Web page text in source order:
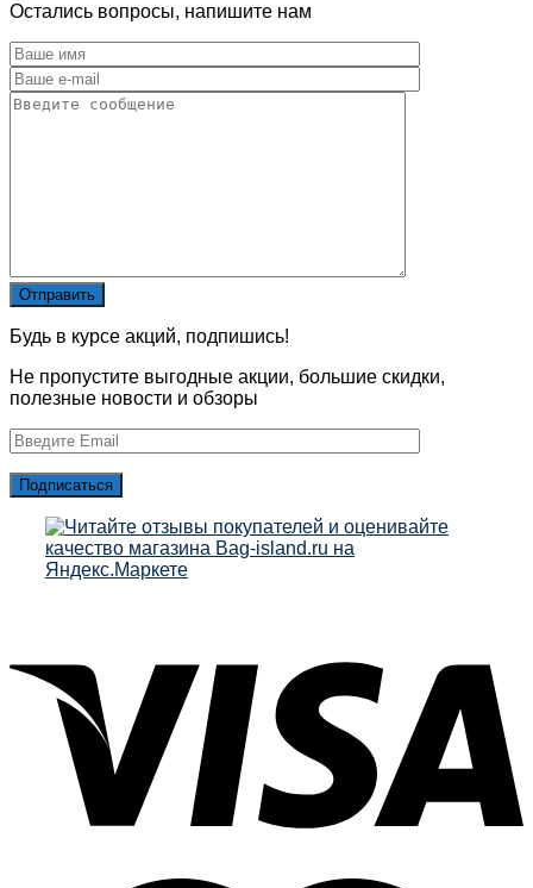
Остались вопросы, напишите нам
Будь в курсе акций, подпишись!
Не пропустите выгодные акции, большие скидки,
полезные новости и обзоры